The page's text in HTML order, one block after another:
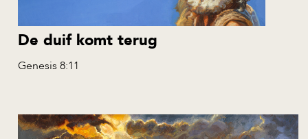
De duif komt terug
Genesis 8:11